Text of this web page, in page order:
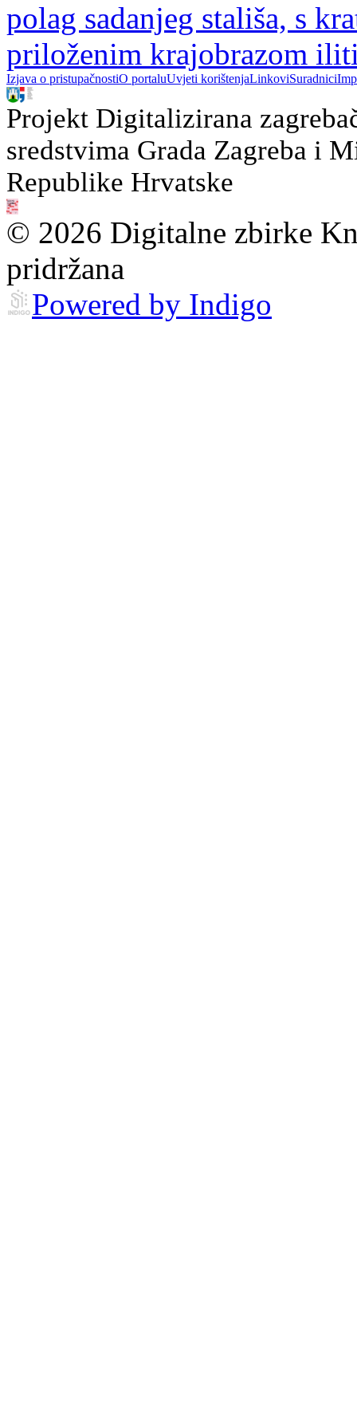
polag sadanjeg stališa, s
priloženim krajobrazom
Izjava o pristupačnostiO portaluUvjeti korištenjaLinkoviSuradnici
Projekt Digitalizirana
sredstvima Grada Zagreba i
Republike Hrvatske
© 2026 Digitalne zbirke
pridržana
Powered by Indigo